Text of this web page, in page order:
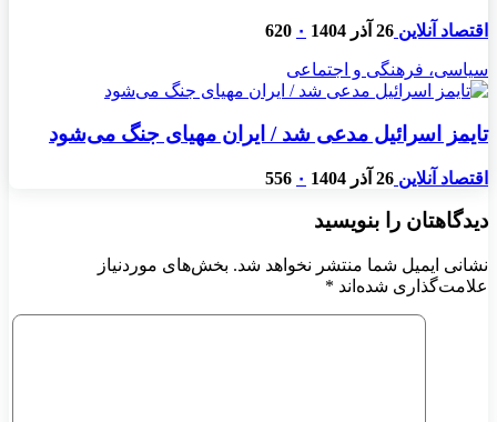
اقتصاد آنلاین 26 آذر 1404 ۰ 620
سیاسی، فرهنگی و اجتماعی
تایمز اسرائیل مدعی شد / ایران مهیای جنگ می‌شود
اقتصاد آنلاین 26 آذر 1404 ۰ 556
دیدگاهتان را بنویسید
نشانی ایمیل شما منتشر نخواهد شد. بخش‌های موردنیاز
علامت‌گذاری شده‌اند *